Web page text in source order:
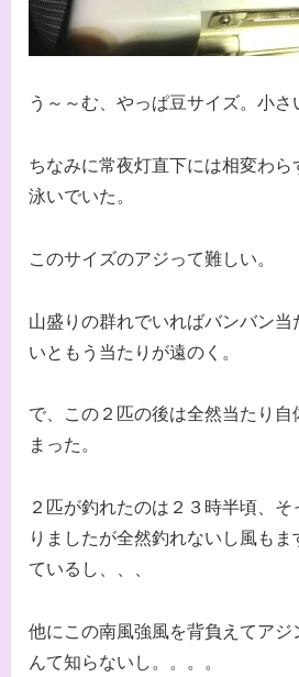
う～～む、やっぱ豆サイズ。小さ
ちなみに常夜灯直下には相変わ
泳いでいた。
このサイズのアジって難しい。
山盛りの群れでいればバンバン当
いともう当たりが遠のく。
で、この２匹の後は全然当たり自
まった。
２匹が釣れたのは２３時半頃、
りましたが全然釣れないし風もま
ているし、、、
他にこの南風強風を背負えてアジ
んて知らないし。。。。